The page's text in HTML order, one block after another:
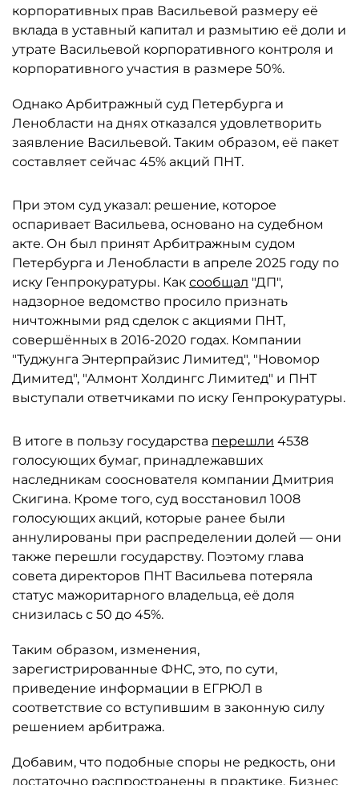
корпоративных прав Васильевой размеру её
вклада в уставный капитал и размытию её доли и
утрате Васильевой корпоративного контроля и
корпоративного участия в размере 50%.
Однако Арбитражный суд Петербурга и
Ленобласти на днях отказался удовлетворить
заявление Васильевой. Таким образом, её пакет
составляет сейчас 45% акций ПНТ.
При этом суд указал: решение, которое
оспаривает Васильева, основано на судебном
акте. Он был принят Арбитражным судом
Петербурга и Ленобласти в апреле 2025 году по
иску Генпрокуратуры. Как сообщал "ДП",
надзорное ведомство просило признать
ничтожными ряд сделок с акциями ПНТ,
совершённых в 2016-2020 годах. Компании
"Туджунга Энтерпрайзис Лимитед", "Новомор
Димитед", "Алмонт Холдингс Лимитед" и ПНТ
выступали ответчиками по иску Генпрокуратуры.
В итоге в пользу государства перешли 4538
голосующих бумаг, принадлежавших
наследникам сооснователя компании Дмитрия
Скигина. Кроме того, суд восстановил 1008
голосующих акций, которые ранее были
аннулированы при распределении долей — они
также перешли государству. Поэтому глава
совета директоров ПНТ Васильева потеряла
статус мажоритарного владельца, её доля
снизилась с 50 до 45%.
Таким образом, изменения,
зарегистрированные ФНС, это, по сути,
приведение информации в ЕГРЮЛ в
соответствие со вступившим в законную силу
решением арбитража.
Добавим, что подобные споры не редкость, они
достаточно распространены в практике. Бизнес